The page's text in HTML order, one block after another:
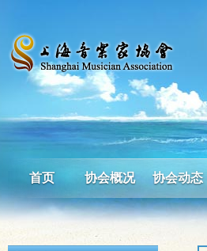
首页 协会概况 协会动态